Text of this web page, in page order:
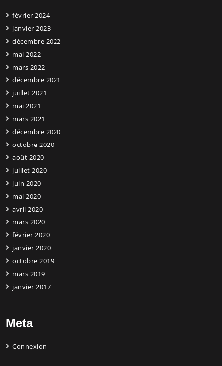
février 2024
janvier 2023
décembre 2022
mai 2022
mars 2022
décembre 2021
juillet 2021
mai 2021
mars 2021
décembre 2020
octobre 2020
août 2020
juillet 2020
juin 2020
mai 2020
avril 2020
mars 2020
février 2020
janvier 2020
octobre 2019
mars 2019
janvier 2017
Meta
Connexion